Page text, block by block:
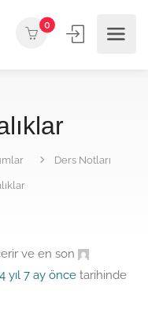
0
Ders Notları
ve en son
yıl 7 ay önce tarihinde